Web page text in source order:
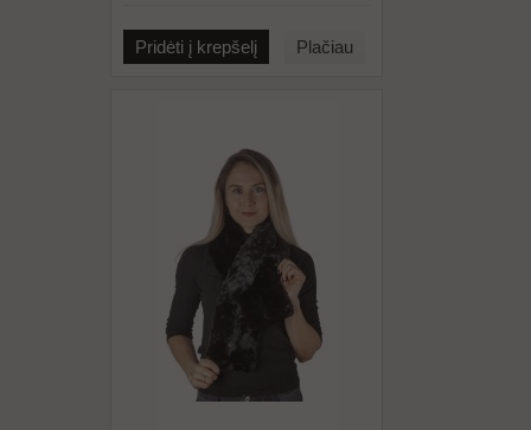
Pridėti į krepšelį Plačiau